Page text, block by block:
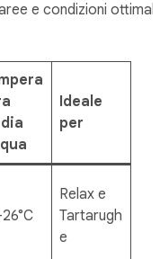
e condizioni ottimali
Ideale
per
Relax e
Tartarugh
e